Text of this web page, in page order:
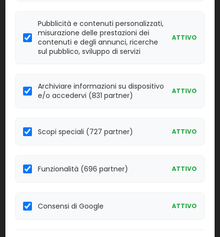
Effettua ilLOGINper acquistare.
30020 Anse sterili da 10 ul
Effettua ilLOGIN per acquistare.
30010 Anse sterili da 1 ul
21050
Provette cilindriche 5 ml. 13x75 in
polistirolo
Pubblicità e contenuti personalizzati,
misurazione delle prestazioni dei
contenuti e degli annunci, ricerche
sul pubblico, sviluppo di servizi
ATTIVO
Archiviare informazioni su dispositivo
e/o accedervi (831 partner)
ATTIVO
Scopi speciali (727 partner) ATTIVO
Funzionalità (696 partner) ATTIVO
Consensi di Google ATTIVO